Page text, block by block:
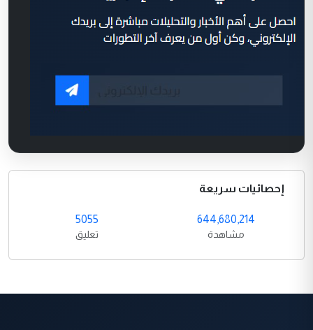
إحصائيات سريعة
644,680,214
مشاهدة
5055
تعليق